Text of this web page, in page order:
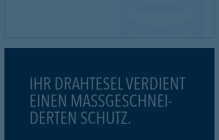
IHR DRAHTESEL VERDIENT
EINEN MASSGESCHNEI-
DERTEN SCHUTZ.